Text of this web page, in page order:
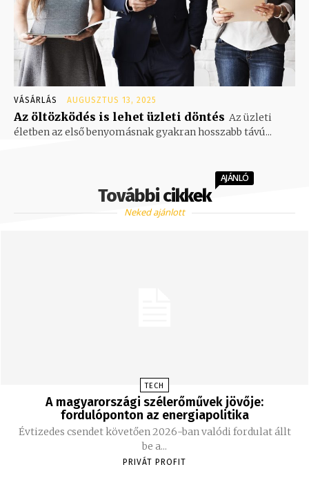
VÁSÁRLÁS AUGUSZTUS 13, 2025
Az öltözködés is lehet üzleti döntés Az üzleti
életben az első benyomásnak gyakran hosszabb távú...
További cikkek
AJÁNLÓ
Neked ajánlott
TECH
A magyarországi szélerőművek jövője:
fordulóponton az energiapolitika
Évtizedes csendet követően 2026-ban valódi fordulat állt
be a...
PRIVÁT PROFIT